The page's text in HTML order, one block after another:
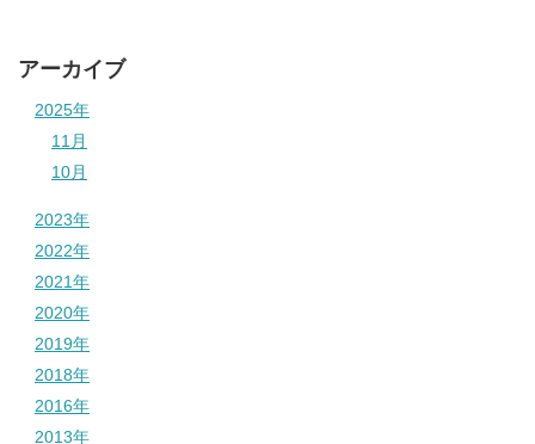
アーカイブ
2025年
11月
10月
2023年
2022年
2021年
2020年
2019年
2018年
2016年
2013年